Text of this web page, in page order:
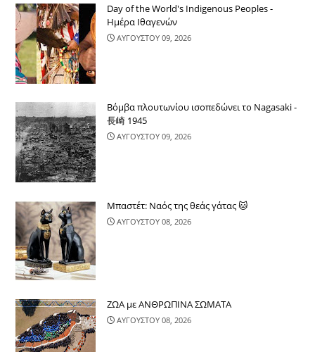
Day of the World's Indigenous Peoples -
Ημέρα Ιθαγενών
ΑΥΓΟΥΣΤΟΥ 09, 2026
Βόμβα πλουτωνίου ισοπεδώνει το Nagasaki -
長崎 1945
ΑΥΓΟΥΣΤΟΥ 09, 2026
Μπαστέτ: Ναός της θεάς γάτας 🐱
ΑΥΓΟΥΣΤΟΥ 08, 2026
ΖΩΑ με ΑΝΘΡΩΠΙΝΑ ΣΩΜΑΤΑ
ΑΥΓΟΥΣΤΟΥ 08, 2026